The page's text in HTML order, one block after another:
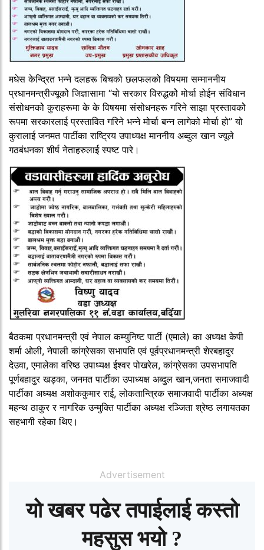
मधेस केन्द्रित भन्ने दलहरू बिचको छलफलको विषयमा सम्माननीय
प्रधानमन्त्रीज्यूकोे जिज्ञासामा “यो सरकार विरुद्धकोे मोर्चा होईन संविधान
संसोधनकोे कुराहरूमा के के विषयमा संसोधनहरू गरिने साझा प्रस्तावकोे
रूपमा सरकारलाई प्रस्तावित गरिने भन्ने मोर्चा बन्न लागेको मोर्चा हो” यो
कुरालाई जनमत पार्टीका राष्ट्रिय उपाध्यक्ष माननीय अब्दुल खान ज्यूले
गठबंधनका शीर्ष नेताहरुलाई स्पष्ट पारे।
बैठकमा प्रधानमन्त्री एवं नेपाल कम्युनिष्ट पार्टी (एमाले) का अध्यक्ष केपी
शर्मा ओली, नेपाली कांग्रेसका सभापति एवं पूर्वप्रधानमन्त्री शेरबहादुर
देउवा, एमालेका वरिष्ठ उपाध्यक्ष ईश्वर पोखरेल, कांग्रेसका उपसभापति
पूर्णबहादुर खड्का, जनमत पार्टीका उपाध्यक्ष अब्दुल खान,जनता समाजवादी
पार्टीका अध्यक्ष अशोककुमार राई, लोकतान्त्रिक समाजवादी पार्टीका अध्यक्ष
महन्थ ठाकुर र नागरिक उन्मुक्ति पार्टीका अध्यक्ष रञ्जिता श्रेष्ठ लगायतका
सहभागी रहेका थिए।
Advertisement
यो खबर पढेर तपाईलाई कस्तो
महसुस भयो ?